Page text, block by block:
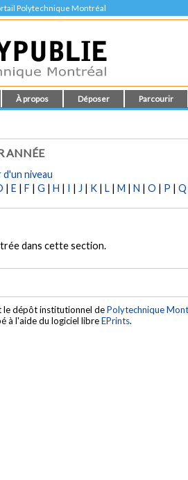
Polytechnique Montréal
À propos Déposer Parcourir
ANNÉE
niveau
| E | F | G | H | I | J | K | L | M | N | O | P | Q
dans cette section.
le dépôt institutionnel dePolytechnique
à l'aide du logiciel libreEPrints.